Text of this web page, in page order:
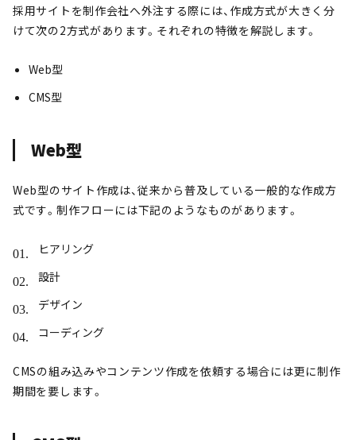
採用サイトを制作会社へ外注する際には、作成方式が大きく分
けて次の2方式があります。それぞれの特徴を解説します。
Web型
CMS型
Web型
Web型のサイト作成は、従来から普及している一般的な作成方
式です。制作フローには下記のようなものがあります。
ヒアリング
設計
デザイン
コーディング
CMSの組み込みやコンテンツ作成を依頼する場合には更に制作
期間を要します。